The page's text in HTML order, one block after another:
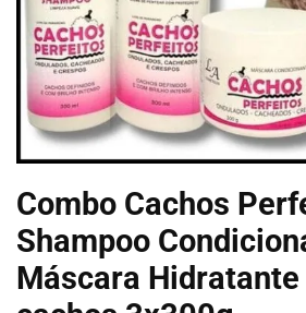
Combo Cachos
Shampoo
Máscara